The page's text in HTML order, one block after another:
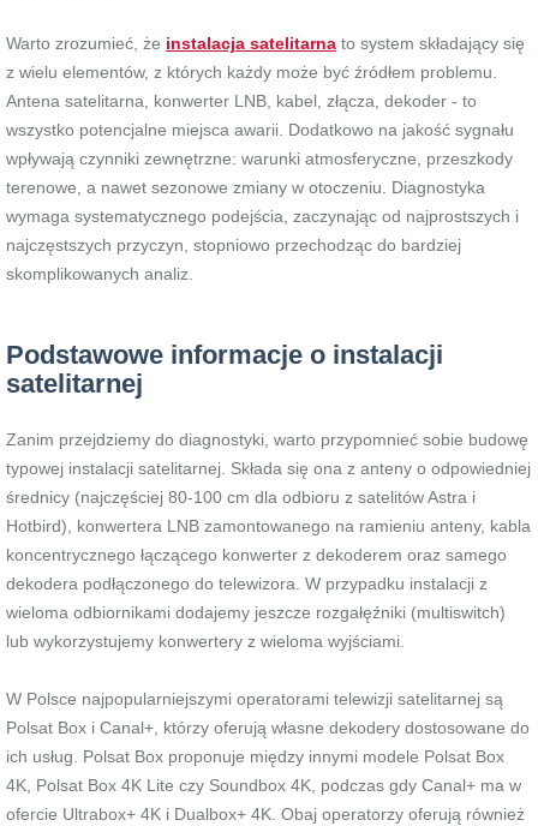
Warto zrozumieć, że instalacja satelitarna to system składający się
z wielu elementów, z których każdy może być źródłem problemu.
Antena satelitarna, konwerter LNB, kabel, złącza, dekoder - to
wszystko potencjalne miejsca awarii. Dodatkowo na jakość sygnału
wpływają czynniki zewnętrzne: warunki atmosferyczne, przeszkody
terenowe, a nawet sezonowe zmiany w otoczeniu. Diagnostyka
wymaga systematycznego podejścia, zaczynając od najprostszych i
najczęstszych przyczyn, stopniowo przechodząc do bardziej
skomplikowanych analiz.
Podstawowe informacje o instalacji
satelitarnej
Zanim przejdziemy do diagnostyki, warto przypomnieć sobie budowę
typowej instalacji satelitarnej. Składa się ona z anteny o odpowiedniej
średnicy (najczęściej 80-100 cm dla odbioru z satelitów Astra i
Hotbird), konwertera LNB zamontowanego na ramieniu anteny, kabla
koncentrycznego łączącego konwerter z dekoderem oraz samego
dekodera podłączonego do telewizora. W przypadku instalacji z
wieloma odbiornikami dodajemy jeszcze rozgałęźniki (multiswitch)
lub wykorzystujemy konwertery z wieloma wyjściami.
W Polsce najpopularniejszymi operatorami telewizji satelitarnej są
Polsat Box i Canal+, którzy oferują własne dekodery dostosowane do
ich usług. Polsat Box proponuje między innymi modele Polsat Box
4K, Polsat Box 4K Lite czy Soundbox 4K, podczas gdy Canal+ ma w
ofercie Ultrabox+ 4K i Dualbox+ 4K. Obaj operatorzy oferują również